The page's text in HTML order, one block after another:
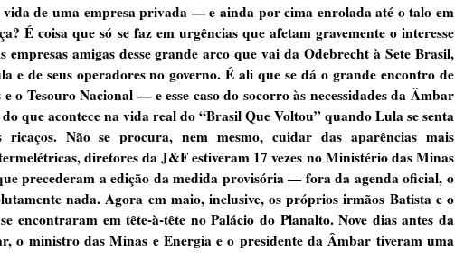
de uma empresa privada — e ainda por cima enrolada até o talo em
É coisa que só se faz em urgências que afetam gravemente o interesse
amigas desse grande arco que vai da Odebrecht à Sete Brasil,
e de seus operadores no governo. É ali que se dá o grande encontro de
o Tesouro Nacional — e esse caso do socorro às necessidades da Âmbar
que acontece na vida real do “Brasil Que Voltou” quando Lula se senta
Não se procura, nem mesmo, cuidar das aparências mais
diretores da J&F estiveram 17 vezes no Ministério das Minas
precederam a edição da medida provisória — fora da agenda oficial, o
nada. Agora em maio, inclusive, os próprios irmãos Batista e o
encontraram em tête-à-tête no Palácio do Planalto. Nove dias antes da
o ministro das Minas e Energia e o presidente da Âmbar tiveram uma